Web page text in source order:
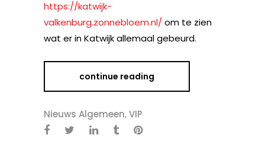
https://katwijk-
valkenburg.zonnebloem.nl/ om te zien
wat er in Katwijk allemaal gebeurd.
continue reading
Nieuws Algemeen,VIP